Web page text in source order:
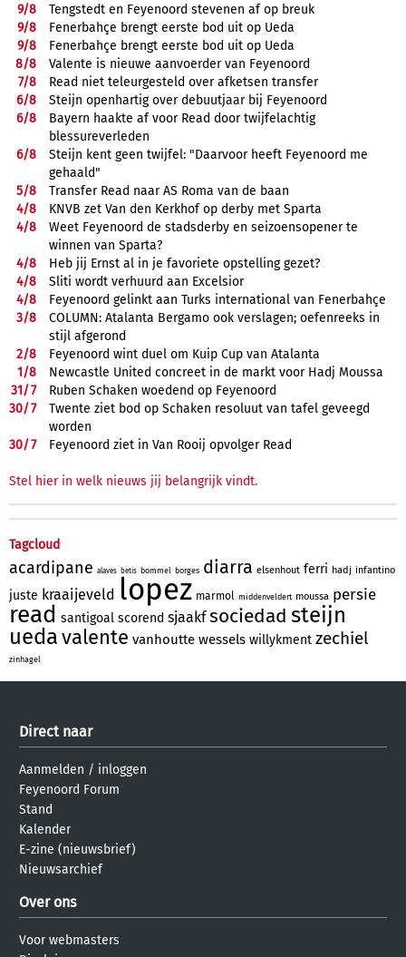
9/8
Tengstedt en Feyenoord stevenen af op breuk
9/8
Fenerbahçe brengt eerste bod uit op Ueda
9/8
Fenerbahçe brengt eerste bod uit op Ueda
8/8
Valente is nieuwe aanvoerder van Feyenoord
7/8
Read niet teleurgesteld over afketsen transfer
6/8
Steijn openhartig over debuutjaar bij Feyenoord
6/8
Bayern haakte af voor Read door twijfelachtig
blessureverleden
6/8
Steijn kent geen twijfel: "Daarvoor heeft Feyenoord me
gehaald"
5/8
Transfer Read naar AS Roma van de baan
4/8
KNVB zet Van den Kerkhof op derby met Sparta
4/8
Weet Feyenoord de stadsderby en seizoensopener te
winnen van Sparta?
4/8
Heb jij Ernst al in je favoriete opstelling gezet?
4/8
Sliti wordt verhuurd aan Excelsior
4/8
Feyenoord gelinkt aan Turks international van Fenerbahçe
3/8
COLUMN: Atalanta Bergamo ook verslagen; oefenreeks in
stijl afgerond
2/8
Feyenoord wint duel om Kuip Cup van Atalanta
1/8
Newcastle United concreet in de markt voor Hadj Moussa
31/7
Ruben Schaken woedend op Feyenoord
30/7
Twente ziet bod op Schaken resoluut van tafel geveegd
worden
30/7 Feyenoord ziet in Van Rooij opvolger Read
Stel hier in welk nieuws jij belangrijk vindt.
Tagcloud
acardipane alaves betis bommel borges diarra elsenhout ferri hadj infantino
juste kraaijeveld lopez marmol middenveldert moussa persie
read santigoal scorend sjaakf sociedad steijn
uedavalente vanhoutte wessels willykment zechiel
zinhagel
Direct naar
Aanmelden / inloggen
Feyenoord Forum
Stand
Kalender
E-zine (nieuwsbrief)
Nieuwsarchief
Over ons
Voor webmasters